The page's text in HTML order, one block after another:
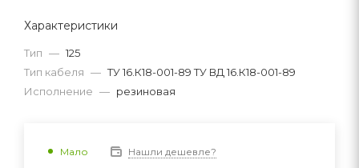
Характеристики
Тип — 125
Тип кабеля — ТУ 16.К18-001-89 ТУ ВД 16.К18-001-89
Исполнение — резиновая
Мало Нашли дешевле?